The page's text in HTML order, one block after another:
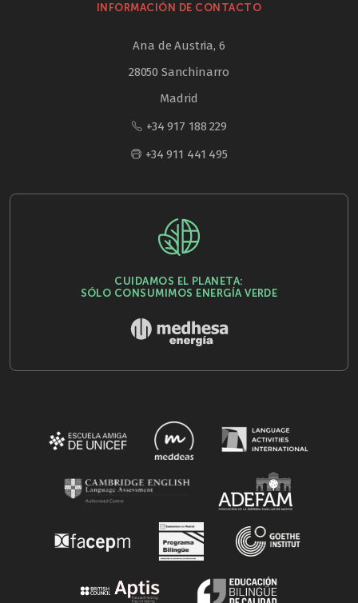
INFORMACIÓN DE CONTACTO
Ana de Austria, 6
28050 Sanchinarro
Madrid
+34 917 188 229
+34 911 441 495
CUIDAMOS EL PLANETA:
SÓLO CONSUMIMOS ENERGÍA VERDE